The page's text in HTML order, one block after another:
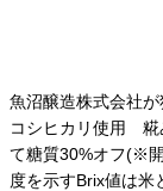
魚沼醸造株式会社
コシヒカリ使用 糀
て糖質30%オフ(※
度を示すBrix値は米